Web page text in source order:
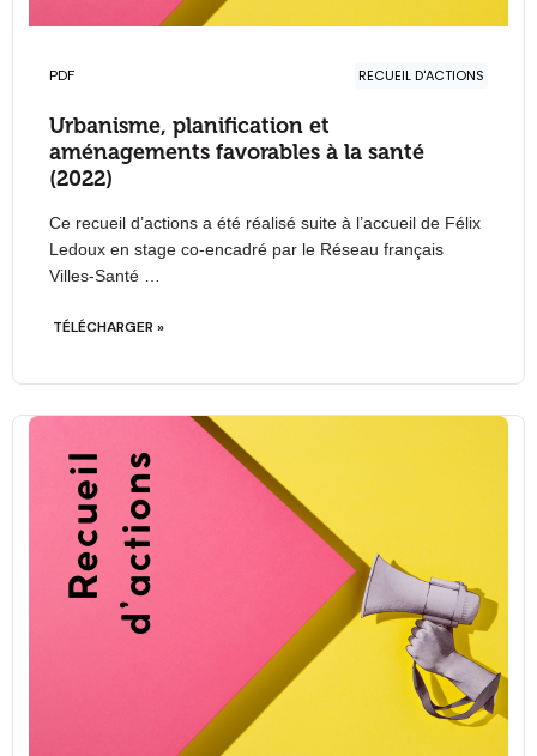
PDF RECUEIL D'ACTIONS
Urbanisme, planification et
aménagements favorables à la santé
(2022)
Ce recueil d’actions a été réalisé suite à l’accueil de Félix
Ledoux en stage co-encadré par le Réseau français
Villes-Santé …
TÉLÉCHARGER »